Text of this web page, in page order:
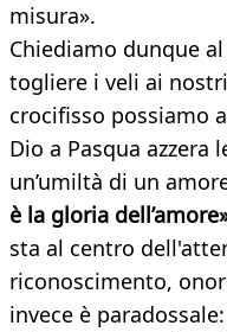
misura».
Chiediamo dunque
togliere i veli ai
crocifisso possiamo
Dio a Pasqua azzera
un’umiltà di un
è la gloria
sta al centro
riconoscimento,
invece è